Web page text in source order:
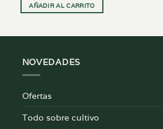
AÑADIR AL CARRITO
NOVEDADES
Ofertas
Todo sobre cultivo